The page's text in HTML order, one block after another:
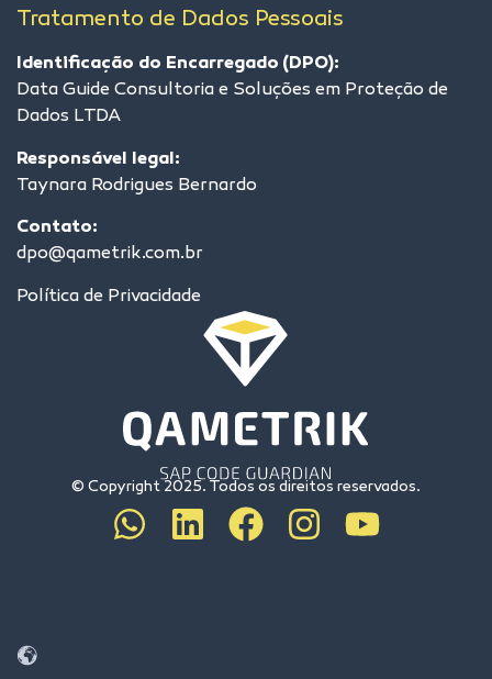
© Copyright 2025. Todos os direitos reservados.
Tratamento de Dados Pessoais
Identificação do Encarregado (DPO):
Data Guide Consultoria e Soluções em Proteção de
Dados LTDA
Responsável legal:
Taynara Rodrigues Bernardo
Contato:
dpo@qametrik.com.br
Política de Privacidade